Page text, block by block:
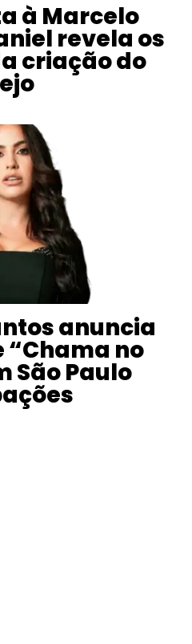
à Marcelo
revela os
criação do
anuncia
no
São Paulo